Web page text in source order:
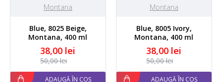
Montana
Blue, 8025 Beige,
Montana, 400 ml
38,00 lei
50,00 lei
ADAUGĂ ÎN COȘ
Montana
Blue, 8005 Ivory,
Montana, 400 ml
38,00 lei
50,00 lei
ADAUGĂ ÎN COȘ